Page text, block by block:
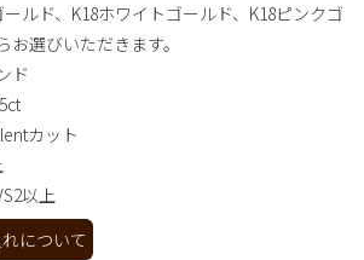
ルド、K18ホワイトゴールド、K18ピンクゴ
お選びいただきます。
ド
カット
以上
について